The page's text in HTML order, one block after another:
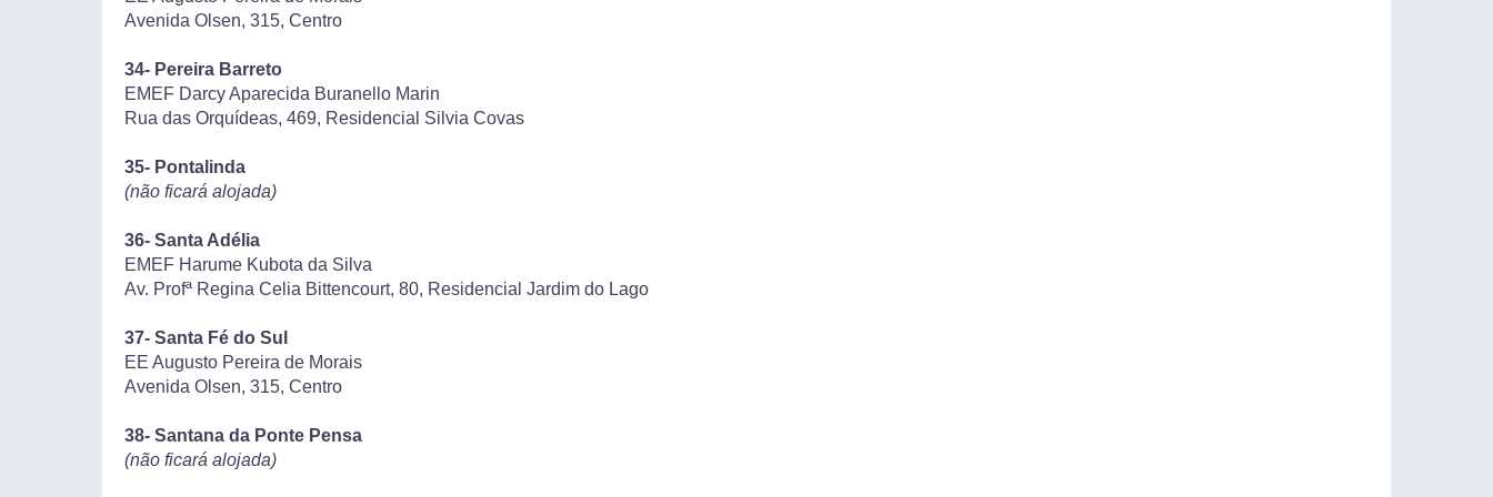
Avenida Olsen, 315, Centro
34- Pereira Barreto
EMEF Darcy Aparecida Buranello Marin
Rua das Orquídeas, 469, Residencial Silvia Covas
35- Pontalinda
(não ficará alojada)
36- Santa Adélia
EMEF Harume Kubota da Silva
Av. Profª Regina Celia Bittencourt, 80, Residencial Jardim do Lago
37- Santa Fé do Sul
EE Augusto Pereira de Morais
Avenida Olsen, 315, Centro
38- Santana da Ponte Pensa
(não ficará alojada)